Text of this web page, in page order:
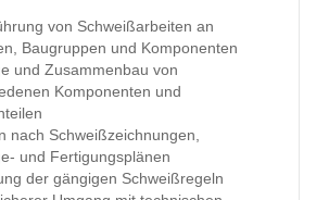
von Schweißarbeiten an
Baugruppen und Komponenten
und Zusammenbau von
Komponenten und
nach Schweißzeichnungen,
und Fertigungsplänen
der gängigen Schweißregeln